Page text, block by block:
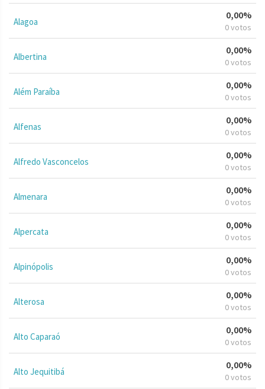
Alagoa
0,00%
0 votos
Albertina
0,00%
0 votos
Além Paraíba
0,00%
0 votos
Alfenas
0,00%
0 votos
Alfredo Vasconcelos
0,00%
0 votos
Almenara
0,00%
0 votos
Alpercata
0,00%
0 votos
Alpinópolis
0,00%
0 votos
Alterosa
0,00%
0 votos
Alto Caparaó
0,00%
0 votos
Alto Jequitibá
0,00%
0 votos